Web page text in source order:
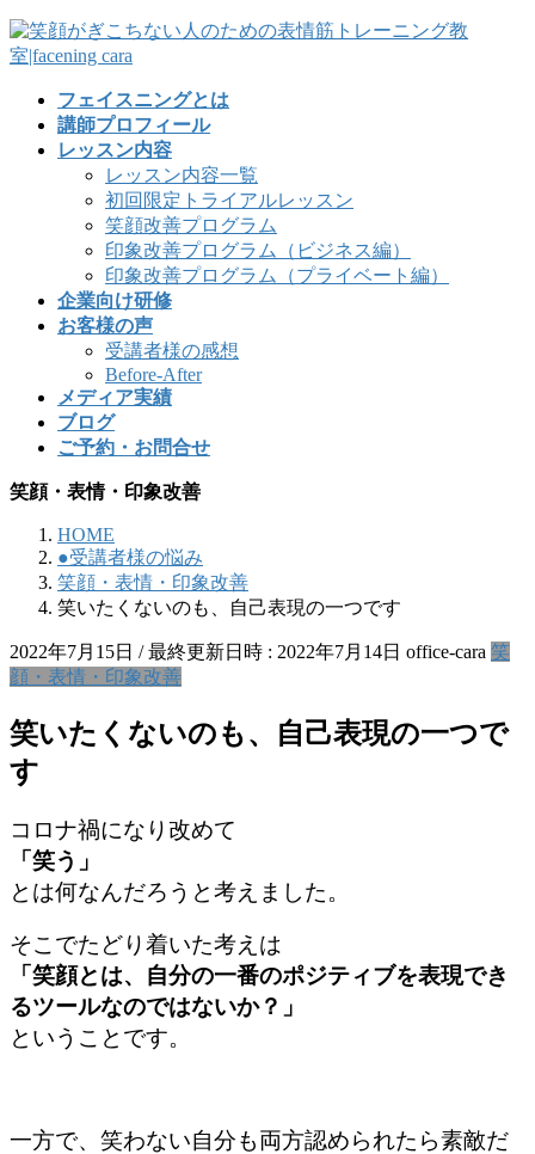
フェイスニングとは
講師プロフィール
レッスン内容
レッスン内容一覧
初回限定トライアルレッスン
笑顔改善プログラム
印象改善プログラム（ビジネス編）
印象改善プログラム（プライベート編）
企業向け研修
お客様の声
受講者様の感想
Before-After
メディア実績
ブログ
ご予約・お問合せ
笑顔・表情・印象改善
HOME
●受講者様の悩み
笑顔・表情・印象改善
笑いたくないのも、自己表現の一つです
2022年7月15日 / 最終更新日時 : 2022年7月14日 office-cara 笑
顔・表情・印象改善
笑いたくないのも、自己表現の一つで
す
コロナ禍になり改めて
「笑う」
とは何なんだろうと考えました。
そこでたどり着いた考えは
「笑顔とは、自分の一番のポジティブを表現でき
るツールなのではないか？」
ということです。
一方で、笑わない自分も両方認められたら素敵だ